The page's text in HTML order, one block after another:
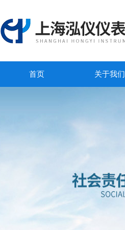
首页 关于我们